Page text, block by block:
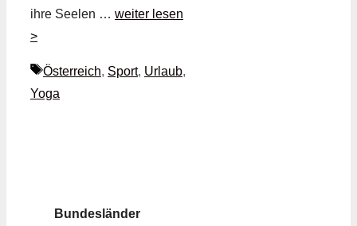
ihre Seelen … weiter lesen
>
Schlagwörter
Österreich, Sport, Urlaub,
Yoga
Bundesländer